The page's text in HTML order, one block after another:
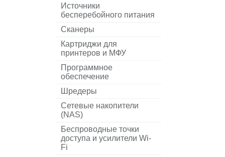
Источники
бесперебойного питания
Сканеры
Картриджи для
принтеров и МФУ
Программное
обеспечение
Шредеры
Сетевые накопители
(NAS)
Беспроводные точки
доступа и усилители Wi-
Fi